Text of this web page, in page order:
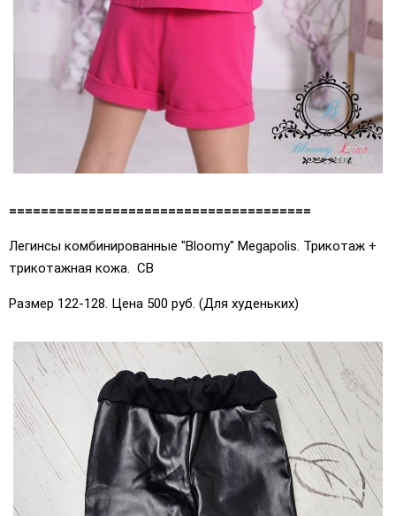
======================================
Легинсы комбинированные "Bloomy" Megapolis. Трикотаж +
трикотажная кожа. СВ
Размер 122-128. Цена 500 руб. (Для худеньких)